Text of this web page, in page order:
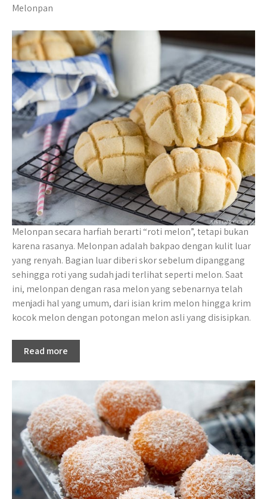
Melonpan
Melonpan secara harfiah berarti “roti melon”, tetapi bukan
karena rasanya. Melonpan adalah bakpao dengan kulit luar
yang renyah. Bagian luar diberi skor sebelum dipanggang
sehingga roti yang sudah jadi terlihat seperti melon. Saat
ini, melonpan dengan rasa melon yang sebenarnya telah
menjadi hal yang umum, dari isian krim melon hingga krim
kocok melon dengan potongan melon asli yang disisipkan.
Read more